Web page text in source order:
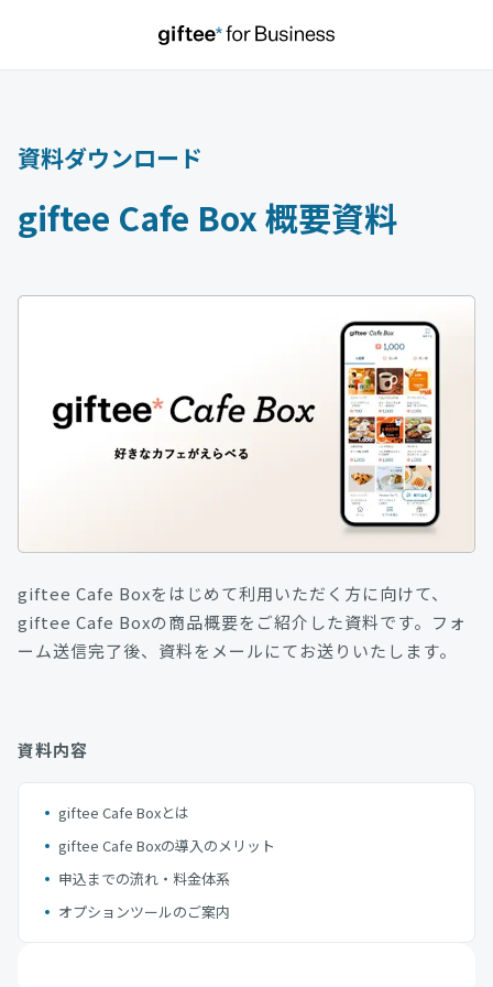
資料ダウンロード
giftee Cafe Box 概要資料
giftee Cafe Boxをはじめて利用いただく方に向けて、
giftee Cafe Boxの商品概要をご紹介した資料です。フォ
ーム送信完了後、資料をメールにてお送りいたします。
資料内容
giftee Cafe Boxとは
giftee Cafe Boxの導入のメリット
申込までの流れ・料金体系
オプションツールのご案内